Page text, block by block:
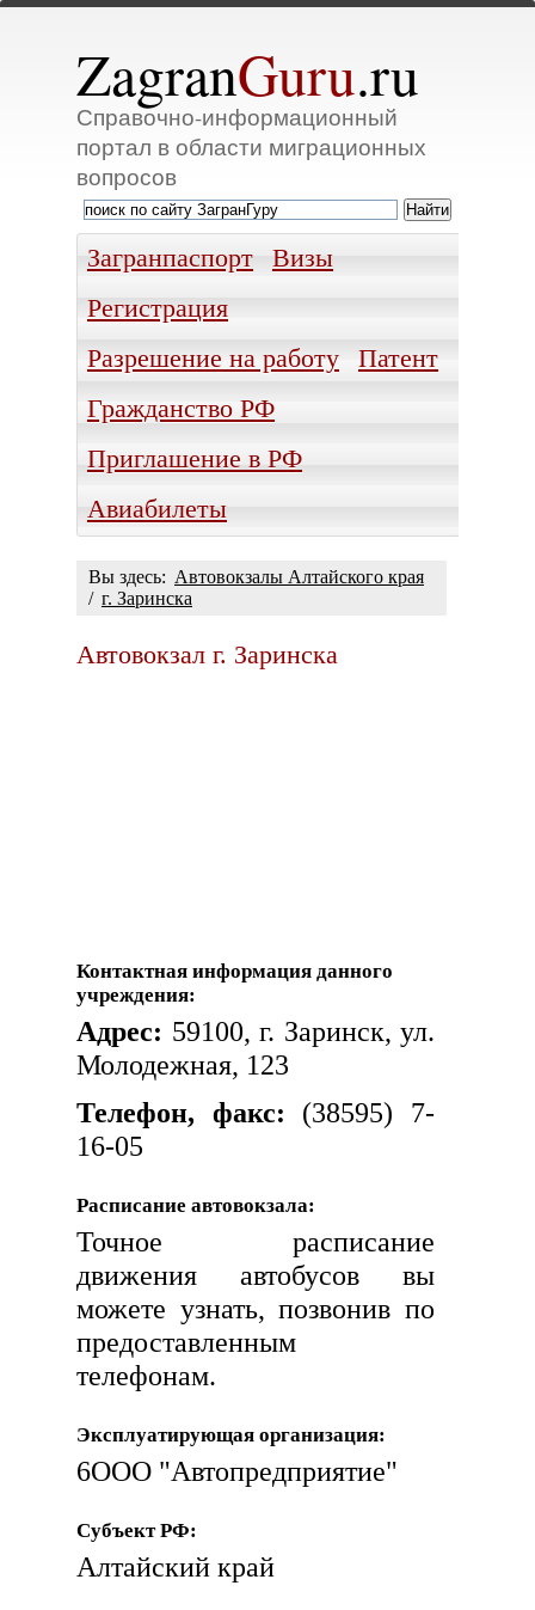
ZagranGuru.ru
Справочно-информационный
портал в области миграционных
вопросов
Загранпаспорт
Визы
Регистрация
Разрешение на работу
Патент
Гражданство РФ
Приглашение в РФ
Авиабилеты
Вы здесь: Автовокзалы Алтайского края
/ г. Заринска
Автовокзал г. Заринска
Контактная информация данного
учреждения:
Адрес: 59100, г. Заринск, ул.
Молодежная, 123
Телефон, факс: (38595) 7-
16-05
Расписание автовокзала:
Точное расписание
движения автобусов вы
можете узнать, позвонив по
предоставленным
телефонам.
Эксплуатирующая организация:
6ООО "Автопредприятие"
Субъект РФ:
Алтайский край